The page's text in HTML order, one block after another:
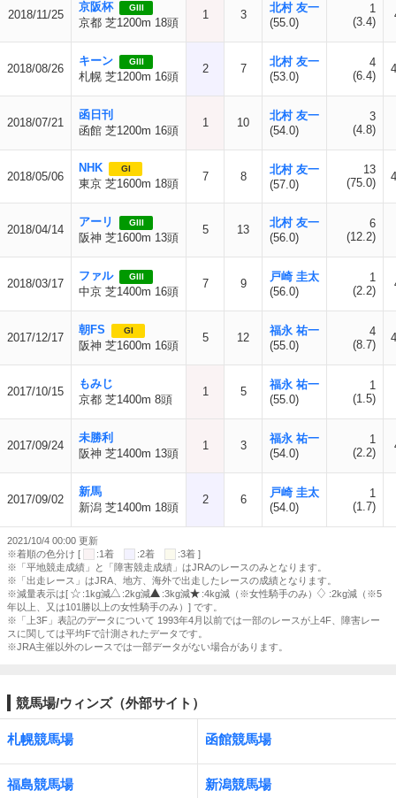
2018/11/25
京阪杯 GIII
京都 芝1200m 18頭
1 3
北村 友一
(55.0)
1
(3.4)
2018/08/26
キーン GIII
札幌 芝1200m 16頭
2 7
北村 友一
(53.0)
4
(6.4)
2018/07/21
函日刊
函館 芝1200m 16頭
1 10
北村 友一
(54.0)
3
(4.8)
2018/05/06
NHK GI
東京 芝1600m 18頭
7 8
北村 友一
(57.0)
13
(75.0)
2018/04/14
アーリ GIII
阪神 芝1600m 13頭
5 13
北村 友一
(56.0)
6
(12.2)
2018/03/17
ファル GIII
中京 芝1400m 16頭
7 9
戸崎 圭太
(56.0)
1
(2.2)
2017/12/17
朝FS GI
阪神 芝1600m 16頭
5 12
福永 祐一
(55.0)
4
(8.7)
2017/10/15
もみじ
京都 芝1400m 8頭
1 5
福永 祐一
(55.0)
1
(1.5)
2017/09/24
未勝利
阪神 芝1400m 13頭
1 3
福永 祐一
(54.0)
1
(2.2)
2017/09/02
新馬
新潟 芝1400m 18頭
2 6
戸崎 圭太
(54.0)
1
(1.7)
2021/10/4 00:00 更新
※着順の色分け [
:1着 :2着
:3着 ]
※「平地競走成績」と「障害競走成績」はJRAのレースのみとなります。
※「出走レース」はJRA、地方、海外で出走したレースの成績となります。
※減量表示は[
:1kg減 :2kg減 :3kg減 :4kg減（※女性騎手のみ）
:2kg減（※5
年以上、又は101勝以上の女性騎手のみ）] です。
※「上3F」表記のデータについて 1993年4月以前では一部のレースが上4F、障害レー
スに関しては平均Fで計測されたデータです。
※JRA主催以外のレースでは一部データがない場合があります。
競馬場/ウィンズ（外部サイト）
札幌競馬場 函館競馬場
福島競馬場 新潟競馬場